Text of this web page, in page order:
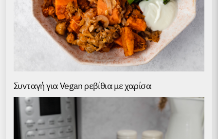
Συνταγή για Vegan ρεβίθια με χαρίσα